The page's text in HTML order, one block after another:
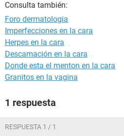
Consulta también:
Foro dermatologia
Imperfecciones en la cara
Herpes en la cara
Descamación en la cara
Donde esta el menton en la cara
Granitos en la vagina
1 respuesta
RESPUESTA 1 / 1